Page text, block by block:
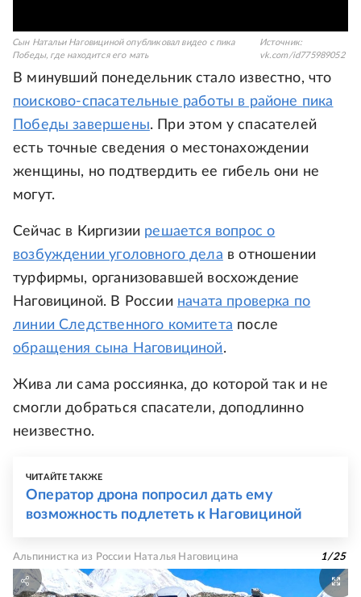
Сын Натальи Наговициной опубликовал видео с пика
Победы, где находится его мать
Источник:
vk.com/id775989052
В минувший понедельник стало известно, что
поисково-спасательные работы в районе пика
Победы завершены. При этом у спасателей
есть точные сведения о местонахождении
женщины, но подтвердить ее гибель они не
могут.
Сейчас в Киргизии решается вопрос о
возбуждении уголовного дела в отношении
турфирмы, организовавшей восхождение
Наговициной. В России начата проверка по
линии Следственного комитета после
обращения сына Наговициной.
Жива ли сама россиянка, до которой так и не
смогли добраться спасатели, доподлинно
неизвестно.
ЧИТАЙТЕ ТАКЖЕ
Оператор дрона попросил дать ему
возможность подлететь к Наговициной
Альпинистка из России Наталья Наговицина 1/25